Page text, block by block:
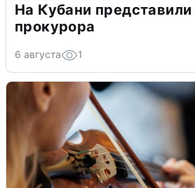
На Кубани представили
прокурора
6 августа 1